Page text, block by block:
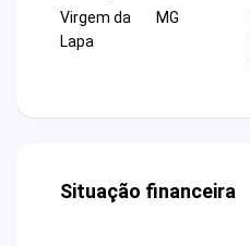
Virgem da
Lapa
MG
Situação financeira